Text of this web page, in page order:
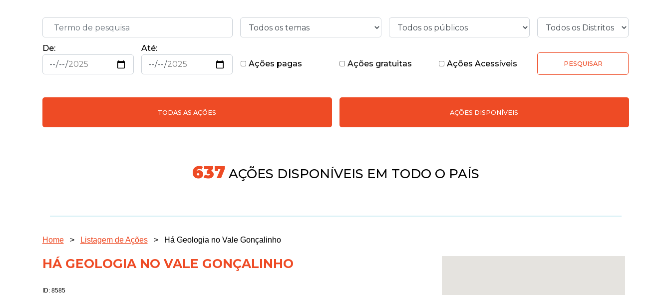
De:
Até:
Ações pagas
Ações gratuitas Ações Acessíveis PESQUISAR
TODAS AS AÇÕES AÇÕES DISPONÍVEIS
718AÇÕES DISPONÍVEIS EM TODO O PAÍS
Home > Listagem de Ações > Há Geologia no Vale Gonçalinho
HÁ GEOLOGIA NO VALE GONÇALINHO
ID: 8585